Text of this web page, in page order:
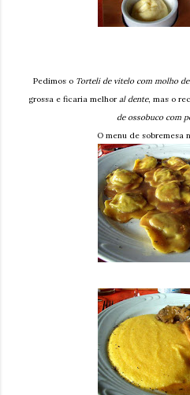
Pedimos o Torteli de vitelo com molho
grossa e ficaria melhoral dente, mas o
de ossobuco com
O menu de sobremesa